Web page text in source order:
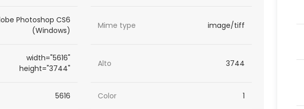
Photoshop CS6
(Windows)
Mime type image/tiff
width="5616"
height="3744"
Alto 3744
5616 Color 1